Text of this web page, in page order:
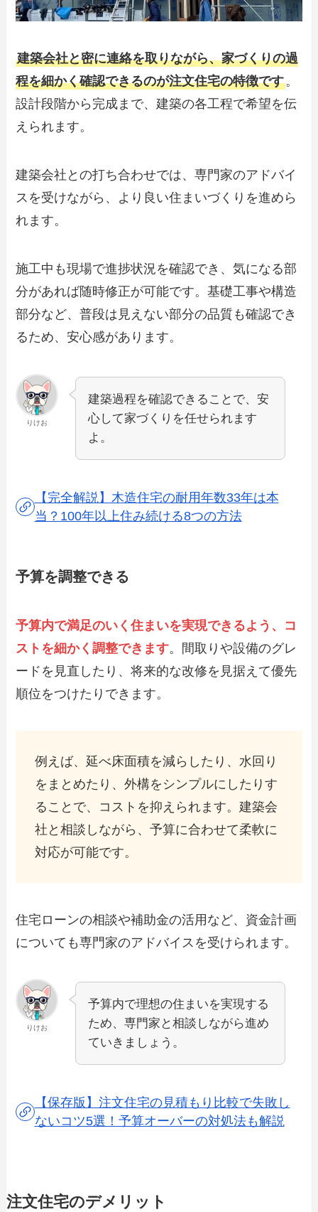
建築会社と密に連絡を取りながら、家づくりの過
程を細かく確認できるのが注文住宅の特徴です。
設計段階から完成まで、建築の各工程で希望を伝
えられます。
建築会社との打ち合わせでは、専門家のアドバイ
スを受けながら、より良い住まいづくりを進めら
れます。
施工中も現場で進捗状況を確認でき、気になる部
分があれば随時修正が可能です。基礎工事や構造
部分など、普段は見えない部分の品質も確認でき
るため、安心感があります。
りけお
建築過程を確認できることで、安
心して家づくりを任せられます
よ。
【完全解説】木造住宅の耐用年数33年は本
当？100年以上住み続ける8つの方法
予算を調整できる
予算内で満足のいく住まいを実現できるよう、コ
ストを細かく調整できます。間取りや設備のグレ
ードを見直したり、将来的な改修を見据えて優先
順位をつけたりできます。
例えば、延べ床面積を減らしたり、水回り
をまとめたり、外構をシンプルにしたりす
ることで、コストを抑えられます。建築会
社と相談しながら、予算に合わせて柔軟に
対応が可能です。
住宅ローンの相談や補助金の活用など、資金計画
についても専門家のアドバイスを受けられます。
りけお
予算内で理想の住まいを実現する
ため、専門家と相談しながら進め
ていきましょう。
【保存版】注文住宅の見積もり比較で失敗し
ないコツ5選！予算オーバーの対処法も解説
注文住宅のデメリット